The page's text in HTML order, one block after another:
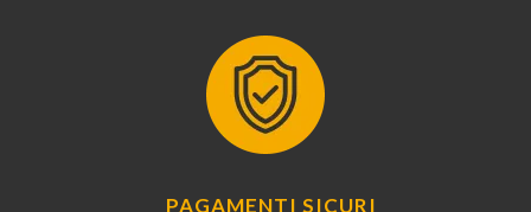
PAGAMENTI SICURI